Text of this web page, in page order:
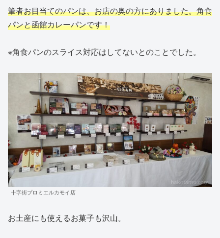
筆者お目当てのパンは、お店の奥の方にありました。角食
パンと函館カレーパンです！
※角食パンのスライス対応はしてないとのことでした。
十字街プロミエルカモイ店
お土産にも使えるお菓子も沢山。